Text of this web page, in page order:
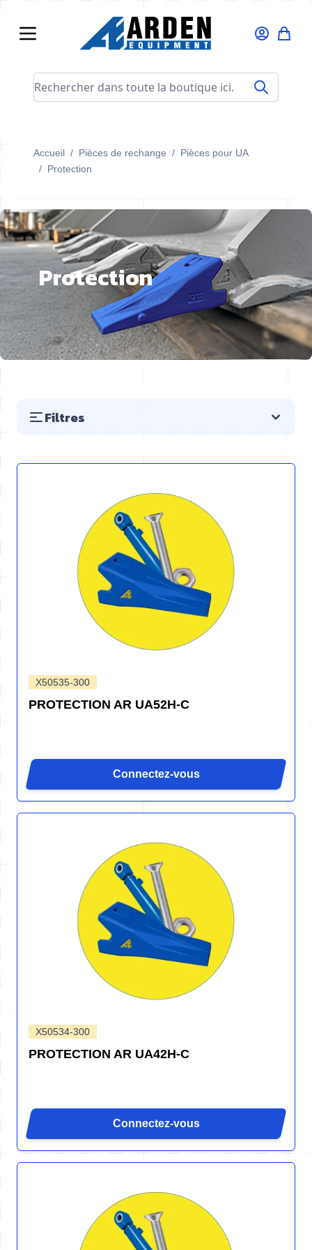
Rechercher dans toute la boutique ici...
Accueil / Pièces de rechange / Pièces pour UA
/ Protection
Protection
Filtres
X50535-300
PROTECTION AR UA52H-C
Connectez-vous
X50534-300
PROTECTION AR UA42H-C
Connectez-vous